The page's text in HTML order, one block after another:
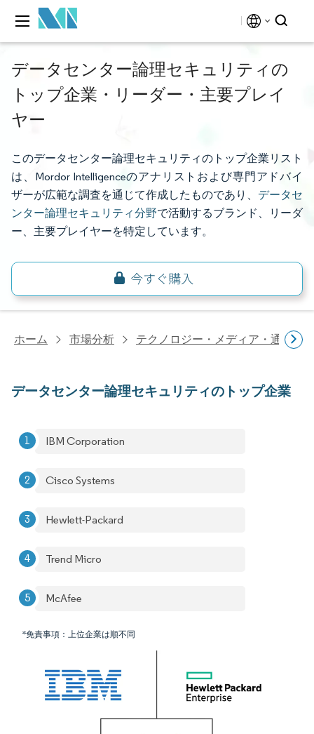
データセンター論理セキュリティの
トップ企業・リーダー・主要プレイ
ヤー
このデータセンター論理セキュリティのトップ企業リスト
は、Mordor Intelligenceのアナリストおよび専門アドバイ
ザーが広範な調査を通じて作成したものであり、 データセ
ンター論理セキュリティ分野で活動するブランド、リーダ
ー、主要プレイヤーを特定しています。
ホーム 市場分析 テクノロジー・メディア・通信研
データセンター論理セキュリティのトップ企業
IBM Corporation​
Cisco Systems
Hewlett-Packard
Trend Micro
McAfee
*免責事項：上位企業は順不同